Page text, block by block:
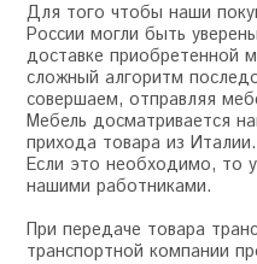
Для того чтобы наши
России могли быть
доставке приобретенной
сложный алгоритм
совершаем, отправляя
Мебель досматривается
прихода товара из Италии.
Если это необходимо, то
нашими работниками.
При передаче товара
транспортной компании